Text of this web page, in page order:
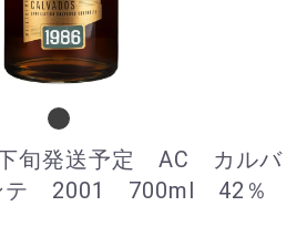
下旬発送予定 AC カルバ
テ 2001 700ml 42％